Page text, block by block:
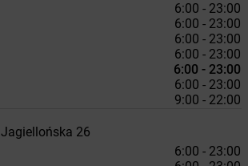
6:00 - 23:00
6:00 - 23:00
6:00 - 23:00
6:00 - 23:00
6:00 - 23:00
6:00 - 23:00
9:00 - 22:00
Jagiellońska 26
6:00 - 23:00